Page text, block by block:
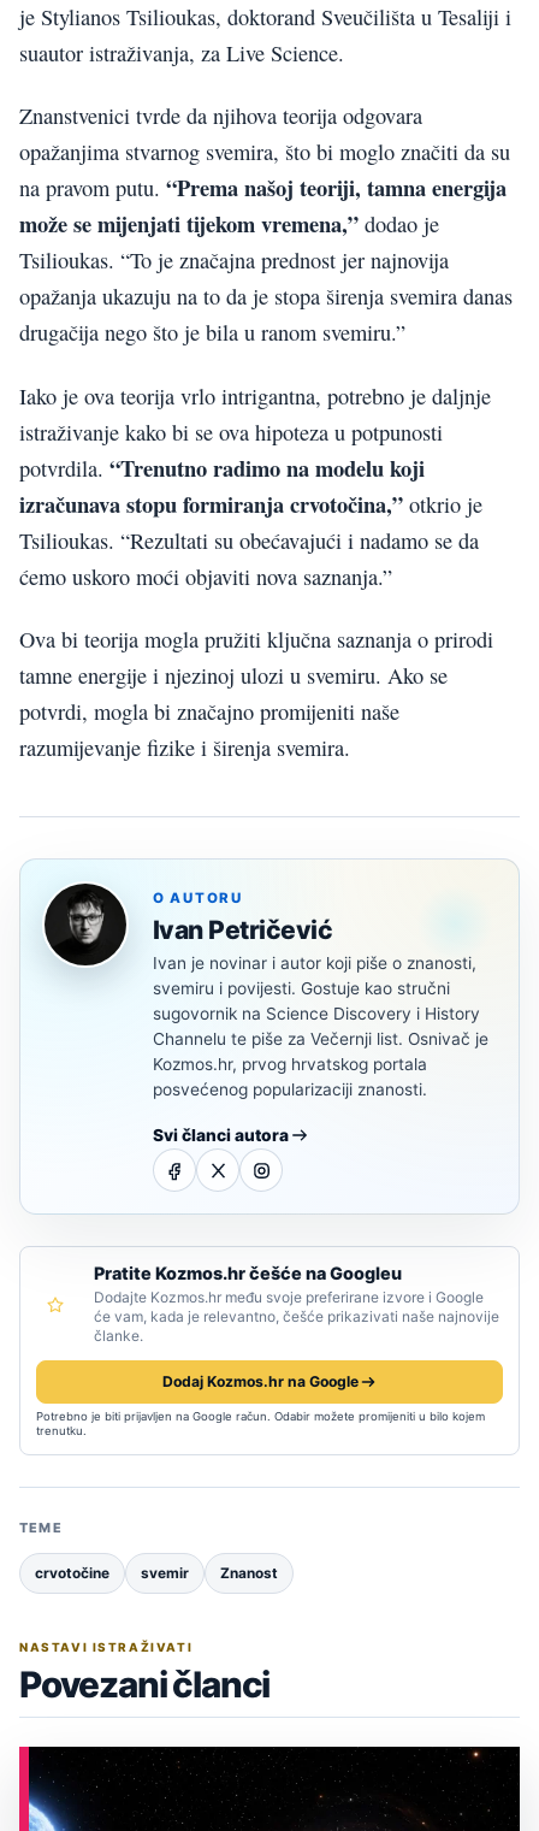
je Stylianos Tsilioukas, doktorand Sveučilišta u Tesaliji i
suautor istraživanja, za Live Science.
Znanstvenici tvrde da njihova teorija odgovara
opažanjima stvarnog svemira, što bi moglo značiti da su
na pravom putu. “Prema našoj teoriji, tamna energija
može se mijenjati tijekom vremena,” dodao je
Tsilioukas. “To je značajna prednost jer najnovija
opažanja ukazuju na to da je stopa širenja svemira danas
drugačija nego što je bila u ranom svemiru.”
Iako je ova teorija vrlo intrigantna, potrebno je daljnje
istraživanje kako bi se ova hipoteza u potpunosti
potvrdila. “Trenutno radimo na modelu koji
izračunava stopu formiranja crvotočina,” otkrio je
Tsilioukas. “Rezultati su obećavajući i nadamo se da
ćemo uskoro moći objaviti nova saznanja.”
Ova bi teorija mogla pružiti ključna saznanja o prirodi
tamne energije i njezinoj ulozi u svemiru. Ako se
potvrdi, mogla bi značajno promijeniti naše
razumijevanje fizike i širenja svemira.
O AUTORU
Ivan Petričević
Ivan je novinar i autor koji piše o znanosti,
svemiru i povijesti. Gostuje kao stručni
sugovornik na Science Discovery i History
Channelu te piše za Večernji list. Osnivač je
Kozmos.hr, prvog hrvatskog portala
posvećenog popularizaciji znanosti.
Svi članci autora
Pratite Kozmos.hr češće na Googleu
Dodajte Kozmos.hr među svoje preferirane izvore i Google
će vam, kada je relevantno, češće prikazivati naše najnovije
članke.
Dodaj Kozmos.hr na Google
Potrebno je biti prijavljen na Google račun. Odabir možete promijeniti u bilo kojem
trenutku.
TEME
crvotočine svemir Znanost
NASTAVI ISTRAŽIVATI
Povezani članci